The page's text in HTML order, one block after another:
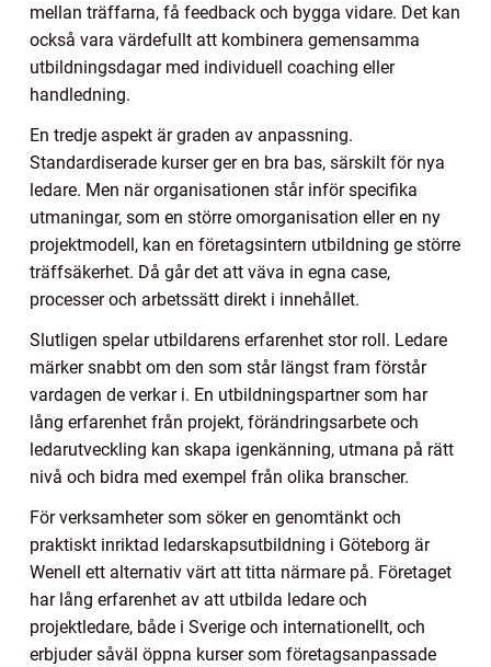
mellan träffarna, få feedback och bygga vidare. Det kan
också vara värdefullt att kombinera gemensamma
utbildningsdagar med individuell coaching eller
handledning.
En tredje aspekt är graden av anpassning.
Standardiserade kurser ger en bra bas, särskilt för nya
ledare. Men när organisationen står inför specifika
utmaningar, som en större omorganisation eller en ny
projektmodell, kan en företagsintern utbildning ge större
träffsäkerhet. Då går det att väva in egna case,
processer och arbetssätt direkt i innehållet.
Slutligen spelar utbildarens erfarenhet stor roll. Ledare
märker snabbt om den som står längst fram förstår
vardagen de verkar i. En utbildningspartner som har
lång erfarenhet från projekt, förändringsarbete och
ledarutveckling kan skapa igenkänning, utmana på rätt
nivå och bidra med exempel från olika branscher.
För verksamheter som söker en genomtänkt och
praktiskt inriktad ledarskapsutbildning i Göteborg är
Wenell ett alternativ värt att titta närmare på. Företaget
har lång erfarenhet av att utbilda ledare och
projektledare, både i Sverige och internationellt, och
erbjuder såväl öppna kurser som företagsanpassade